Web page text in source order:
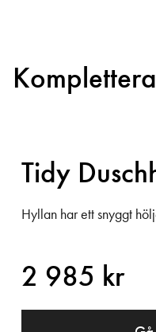
två höjder 1000 eller
Tidy
Hyllan har ett snyggt
2 985 kr